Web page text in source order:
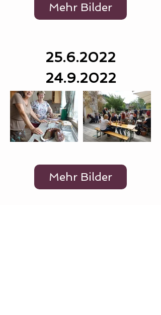
Mehr Bilder
25.6.2022
24.9.2022
Mehr Bilder